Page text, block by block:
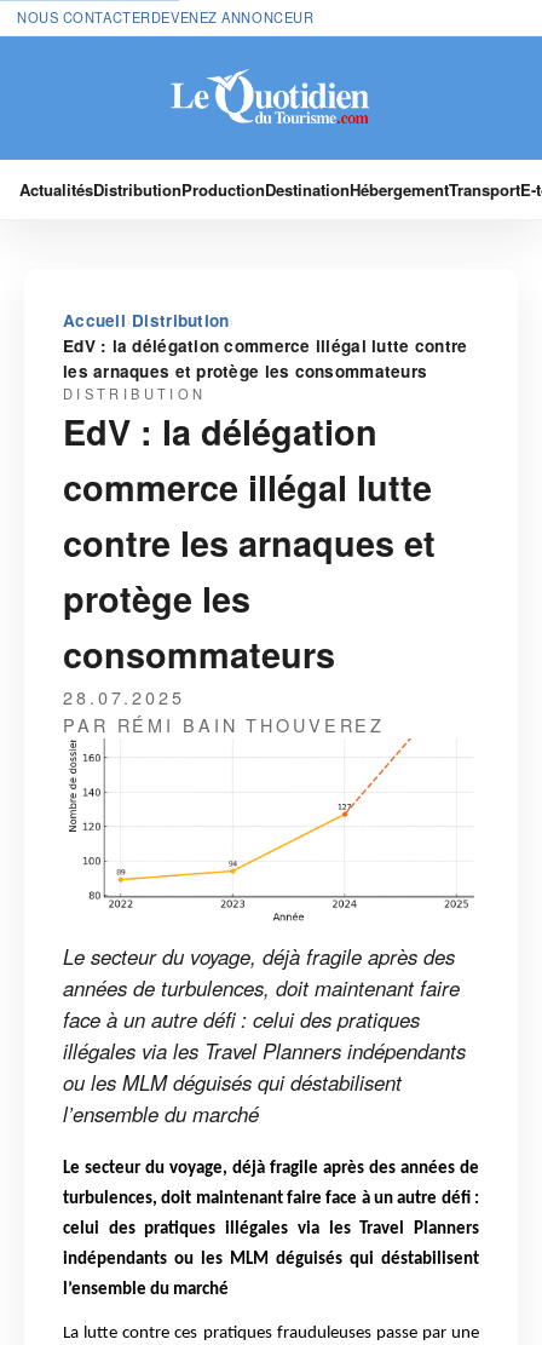
NOUS CONTACTERDEVENEZ ANNONCEUR
ActualitésDistributionProductionDestinationHébergementTransport
Accueil›Distribution›
EdV : la délégation commerce illégal lutte contre
les arnaques et protège les consommateurs
DISTRIBUTION
EdV : la délégation
commerce illégal lutte
contre les arnaques et
protège les
consommateurs
28.07.2025
PAR RÉMI BAIN THOUVEREZ
Le secteur du voyage, déjà fragile après des
années de turbulences, doit maintenant faire
face à un autre défi : celui des pratiques
illégales via les Travel Planners indépendants
ou les MLM déguisés qui déstabilisent
l’ensemble du marché
Le secteur du voyage, déjà fragile après des années de
turbulences, doit maintenant faire face à un autre défi :
celui des pratiques illégales via les Travel Planners
indépendants ou les MLM déguisés qui déstabilisent
l’ensemble du marché
La lutte contre ces pratiques frauduleuses passe par une